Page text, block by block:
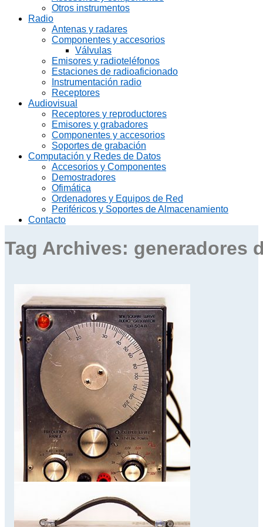
Otros instrumentos
Radio
Antenas y radares
Componentes y accesorios
Válvulas
Emisores y radioteléfonos
Estaciones de radioaficionado
Instrumentación radio
Receptores
Audiovisual
Receptores y reproductores
Emisores y grabadores
Componentes y accesorios
Soportes de grabación
Computación y Redes de Datos
Accesorios y Componentes
Demostradores
Ofimática
Ordenadores y Equipos de Red
Periféricos y Soportes de Almacenamiento
Contacto
Tag Archives: generadores